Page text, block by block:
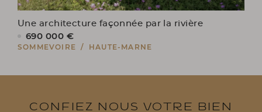
Une architecture façonnée par la rivière
690 000 €
SOMMEVOIRE / HAUTE-MARNE
Confiez nous votre bien